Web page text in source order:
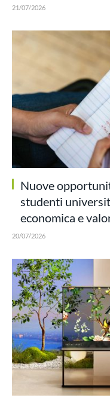
21/07/2026
Nuove
studenti
economica e
20/07/2026